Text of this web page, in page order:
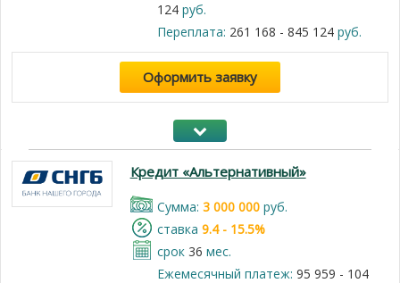
124руб.
Переплата: 261 168 - 845 124руб.
Оформить заявку
Кредит «Альтернативный»
Cумма: 3 000 000руб.
cтавка 9.4 - 15.5%
срок 36 мес.
Ежемесячный платеж: 95 959 - 104